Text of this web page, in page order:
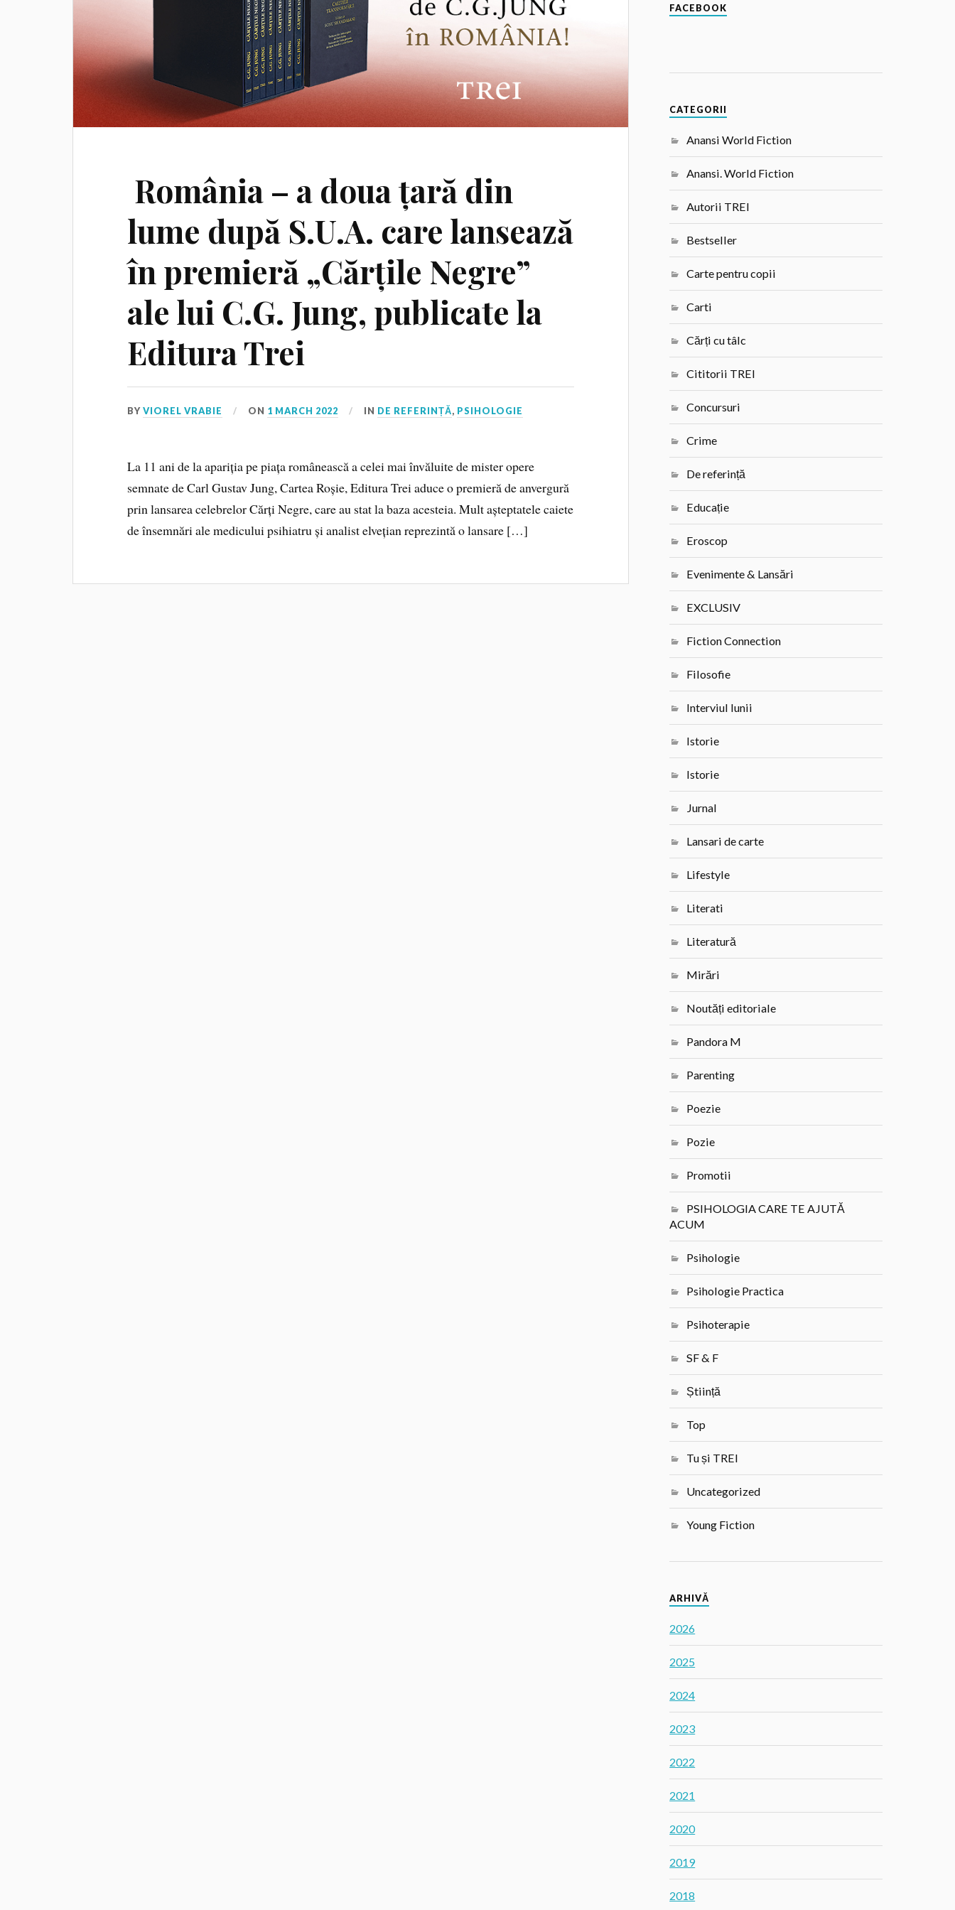
România – a doua țară din
lume după S.U.A. care lansează
în premieră „Cărțile Negre”
ale lui C.G. Jung, publicate la
Editura Trei
BYVIOREL VRABIE ON 1 MARCH 2022 IN DE REFERINȚĂ, PSIHOLOGIE
La 11 ani de la apariția pe piața românească a celei mai învăluite de mister opere
semnate de Carl Gustav Jung, Cartea Roșie, Editura Trei aduce o premieră de anvergură
prin lansarea celebrelor Cărți Negre, care au stat la baza acesteia. Mult așteptatele caiete
de însemnări ale medicului psihiatru și analist elvețian reprezintă o lansare […]
FACEBOOK
CATEGORII
Anansi World Fiction
Anansi. World Fiction
Autorii TREI
Bestseller
Carte pentru copii
Carti
Cărți cu tâlc
Cititorii TREI
Concursuri
Crime
De referință
Educație
Eroscop
Evenimente & Lansări
EXCLUSIV
Fiction Connection
Filosofie
Interviul lunii
Istorie
Istorie
Jurnal
Lansari de carte
Lifestyle
Literati
Literatură
Mirări
Noutăți editoriale
Pandora M
Parenting
Poezie
Pozie
Promotii
PSIHOLOGIA CARE TE AJUTĂ
ACUM
Psihologie
Psihologie Practica
Psihoterapie
SF & F
Știință
Top
Tu și TREI
Uncategorized
Young Fiction
ARHIVĂ
2026
2025
2024
2023
2022
2021
2020
2019
2018